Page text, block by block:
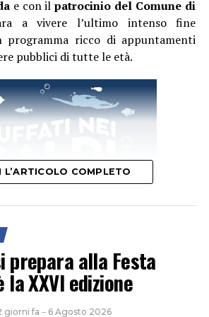
e con ilpatrocinio del Comune di
a vivere l’ultimo intenso fine
programma ricco di appuntamenti
pubblici di tutte le età.
del weekend è quello di domani,
, quando la festa si aprirà con un
alla cultura. Protagonista sarà la
L’ARTICOLO COMPLETO
prepara alla Festa
la XXVI edizione
giorni fa – 6 Agosto 2026